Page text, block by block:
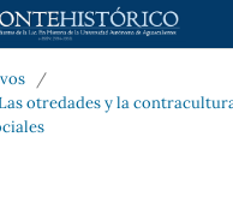
/
Las otredades y la